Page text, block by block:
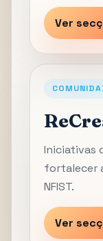
Ver
Iniciativas
fortalecer
NFIST.
Ver